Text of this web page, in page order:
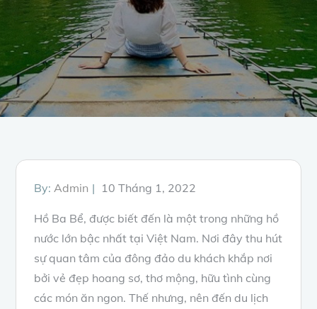
By: Admin
Posted
10 Tháng 1, 2022
Hồ Ba Bể, được biết đến là một trong những hồ
nước lớn bậc nhất tại Việt Nam. Nơi đây thu hút
sự quan tâm của đông đảo du khách khắp nơi
bởi vẻ đẹp hoang sơ, thơ mộng, hữu tình cùng
các món ăn ngon. Thế nhưng, nên đến du lịch